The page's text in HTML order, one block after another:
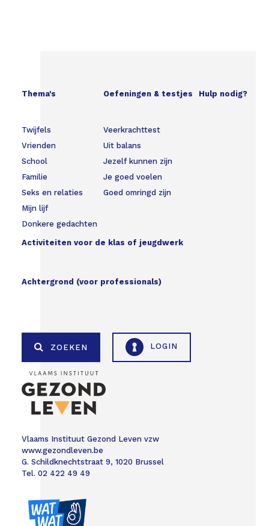
Thema's
Twijfels
Vrienden
School
Familie
Seks en relaties
Mijn lijf
Donkere gedachten
Oefeningen & testjes
Veerkrachttest
Uit balans
Jezelf kunnen zijn
Je goed voelen
Goed omringd zijn
Hulp nodig?
Activiteiten voor de klas of jeugdwerk
Achtergrond (voor professionals)
ZOEKEN LOGIN
Vlaams Instituut Gezond Leven vzw
www.gezondleven.be
G. Schildknechtstraat 9, 1020 Brussel
Tel. 02 422 49 49